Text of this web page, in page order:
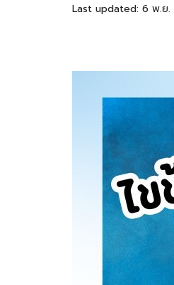
Last updated: 6 พ.ย.